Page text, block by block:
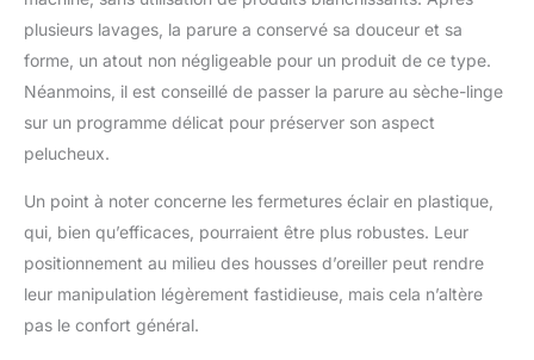
dissimulé avec fermeture
laver. Quatre attaches
d’angle à l’intérieur
assurent que l’insert de
le froid de l’hiver, c’est un
excellent cadeau de
Noël, de Nouvel An,
d’anniversaire, de
remerciement Facile
plusieurs lavages, la parure a conservé sa douceur et sa
forme, un atout non négligeable pour un produit de ce type.
Néanmoins, il est conseillé de passer la parure au sèche-linge
sur un programme délicat pour préserver son aspect
pelucheux.
Un point à noter concerne les fermetures éclair en plastique,
qui, bien qu’efficaces, pourraient être plus robustes. Leur
positionnement au milieu des housses d’oreiller peut rendre
leur manipulation légèrement fastidieuse, mais cela n’altère
pas le confort général.